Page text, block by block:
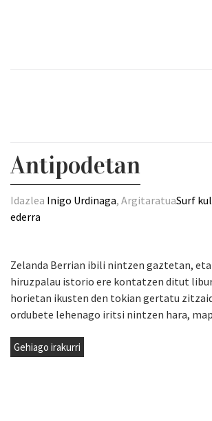
Antipodetan
Idazlea Inigo Urdinaga, ArgitaratuaSurf
ederra
Zelanda Berrian ibili nintzen gaztetan,
hiruzpalau istorio ere kontatzen ditut
horietan ikusten den tokian gertatu
ordubete lehenago iritsi nintzen hara,
Gehiago irakurri